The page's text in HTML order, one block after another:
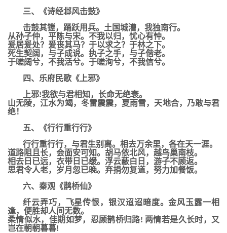
三、《诗经邶风击鼓》
击鼓其镗，踊跃用兵。土国城漕，我独南行。
从孙子仲，平陈与宋。不我以归，忧心有忡。
爰居爰处？爰丧其马？于以求之？于林之下。
死生契阔，与子成说。执子之手，与子偕老。
于嗟阔兮，不我活兮。于嗟洵兮，不我信兮。
四、乐府民歌《上邪》
上邪!我欲与君相知，长命无绝衰。
山无陵，江水为竭，冬雷震震，夏雨雪，天地合，乃敢与君
绝！
五、《行行重行行》
行行重行行，与君生别离。相去万余里，各在天一涯。
道路阻且长，会面安可知。胡马依北风，越鸟巢南枝。
相去日已远，衣带日已缓。浮云蔽白日，游子不顾返。
思君令人老，岁月忽已晚。弃捐勿复道，努力加餐饭。
六、秦观《鹊桥仙》
纤云弄巧，飞星传恨，银汉迢迢暗度。金风玉露一相
逢，便胜却人间无数。
柔情似水，佳期如梦，忍顾鹊桥归路! 两情若是久长时，又
岂在朝朝暮暮!